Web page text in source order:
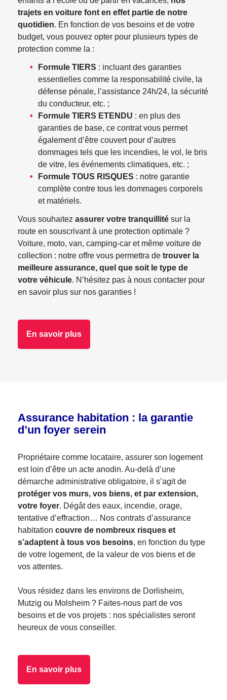
trajets en voiture font en effet partie de notre
quotidien. En fonction de vos besoins et de votre
budget, vous pouvez opter pour plusieurs types de
protection comme la :
Formule TIERS : incluant des garanties
essentielles comme la responsabilité civile, la
défense pénale, l’assistance 24h/24, la sécurité
du conducteur, etc. ;
Formule TIERS ETENDU : en plus des
garanties de base, ce contrat vous permet
également d’être couvert pour d’autres
dommages tels que les incendies, le vol, le bris
de vitre, les événements climatiques, etc. ;
Formule TOUS RISQUES : notre garantie
complète contre tous les dommages corporels
et matériels.
Vous souhaitez assurer votre tranquillité sur la
route en souscrivant à une protection optimale ?
Voiture, moto, van, camping-car et même voiture de
collection : notre offre vous permettra de trouver la
meilleure assurance, quel que soit le type de
votre véhicule. N’hésitez pas à nous contacter pour
en savoir plus sur nos garanties !
En savoir plus
Assurance habitation : la garantie
d’un foyer serein
Propriétaire comme locataire, assurer son logement
est loin d’être un acte anodin. Au-delà d’une
démarche administrative obligatoire, il s’agit de
protéger vos murs, vos biens, et par extension,
votre foyer. Dégât des eaux, incendie, orage,
tentative d’effraction… Nos contrats d’assurance
habitation couvre de nombreux risques et
s’adaptent à tous vos besoins, en fonction du type
de votre logement, de la valeur de vos biens et de
vos attentes.
Vous résidez dans les environs de Dorlisheim,
Mutzig ou Molsheim ? Faites-nous part de vos
besoins et de vos projets : nos spécialistes seront
heureux de vous conseiller.
En savoir plus